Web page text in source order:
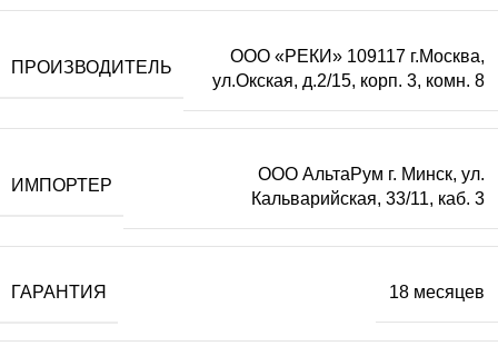
ПРОИЗВОДИТЕЛЬ
ООО «РЕКИ» 109117 г.Москва,
ул.Окская, д.2/15, корп. 3, комн. 8
ИМПОРТЕР
ООО АльтаРум г. Минск, ул.
Кальварийская, 33/11, каб. 3
ГАРАНТИЯ 18 месяцев